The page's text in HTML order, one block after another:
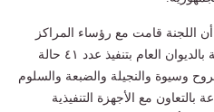
اللجنة قامت مع رؤساء المراكز
والمدن بالمحافظة والإدارات المعنية بالديوان العام بتنفيذ عدد ٤١ حالة
وسيوة والنجيلة والضبعة والسلوم
والعلمين وذلك خلال ٤٨ ساعة بالتعاون مع الأجهزة التنفيذية